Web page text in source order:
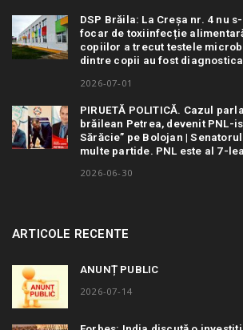
DSP Brăila: La Creșa nr. 4 nu
focar de toxiinfecție
copiilor a trecut testele
dintre copii au fost
2026-07-01
PIRUETĂ POLITICĂ. Cazul
brăilean Petrea, devenit PNL-
Sărăcie” pe Bolojan |
multe partide. PNL este al 7-lea
2026-06-30
ARTICOLE RECENTE
ANUNȚ PUBLIC
2026-07-14